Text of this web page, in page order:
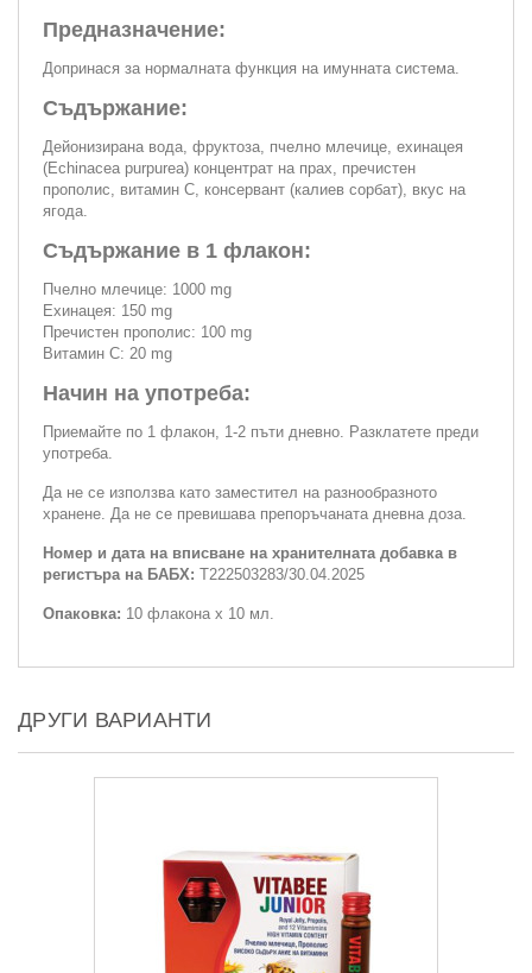
Предназначение:
Допринася за нормалната функция на имунната система.
Съдържание:
Дейонизирана вода, фруктоза, пчелно млечице, ехинацея
(Echinacea purpurea) концентрат на прах, пречистен
прополис, витамин С, консервант (калиев сорбат), вкус на
ягода.
Съдържание в 1 флакон:
Пчелно млечице: 1000 mg
Ехинацея: 150 mg
Пречистен прополис: 100 mg
Витамин С: 20 mg
Начин на употреба:
Приемайте по 1 флакон, 1-2 пъти дневно. Разклатете преди
употреба.
Да не се използва като заместител на разнообразното
хранене. Да не се превишава препоръчаната дневна доза.
Номер и дата на вписване на хранителната добавка в
регистъра на БАБХ: Т222503283/30.04.2025
Опаковка: 10 флакона х 10 мл.
ДРУГИ ВАРИАНТИ